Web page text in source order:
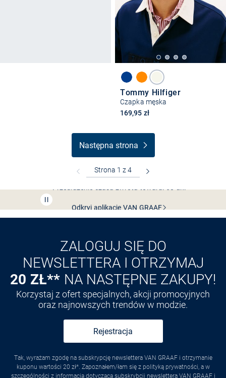
Tommy Hilfiger
Czapka męska
169,95 zł
Następna strona
Bezpłatna dostawa z FriendsCLUB
Przedłużenie czasu zwrotu towaru: 60 dni
ZALOGUJ SIĘ DO
NEWSLETTERA I OTRZYMAJ
20 ZŁ** NA NASTĘPNE ZAKUPY!
Korzystaj z ofert specjalnych, akcji promocyjnych
oraz najnowszych trendów w modzie.
Rejestracja
Tak, wyrażam zgodę na subskrypcję newslettera VAN GRAAF i otrzymanie
kuponu wartości 20 zł*. Zapoznałem/łam się z polityką prywatności, a w
szczególności z informacją dotyczącą subskrybcji newslettera VAN GRAAF i